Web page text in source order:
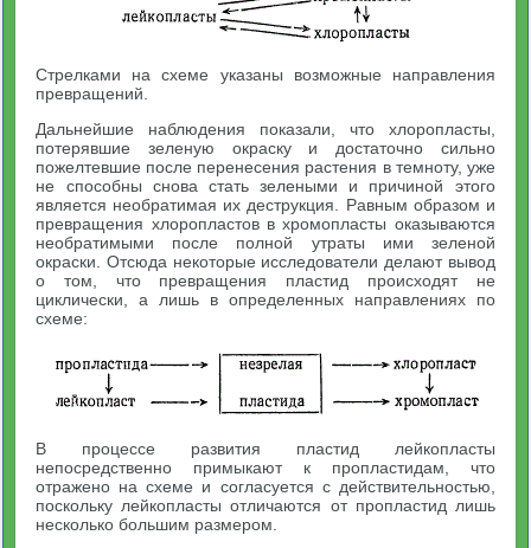
Стрелками на схеме указаны возможные направления
превращений.
Дальнейшие наблюдения показали, что хлоропласты,
потерявшие зеленую окраску и достаточно сильно
пожелтевшие после перенесения растения в темноту, уже
не способны снова стать зелеными и причиной этого
является необратимая их деструкция. Равным образом и
превращения хлоропластов в хромопласты оказываются
необратимыми после полной утраты ими зеленой
окраски. Отсюда некоторые исследователи делают вывод
о том, что превращения пластид происходят не
циклически, а лишь в определенных направлениях по
схеме:
В процессе развития пластид лейкопласты
непосредственно примыкают к пропластидам, что
отражено на схеме и согласуется с действительностью,
поскольку лейкопласты отличаются от пропластид лишь
несколько большим размером.